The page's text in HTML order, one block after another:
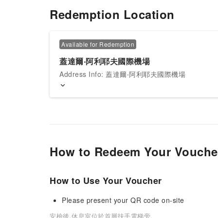
Redemption Location
Available for Redemption
蓋達爾‧阿利耶夫國際機場
Address Info: 蓋達爾‧阿利耶夫國際機場
How to Redeem Your
How to Use Your Voucher
Please present your QR code on-site
安檢後,休息室位於首層扶手電梯旁.